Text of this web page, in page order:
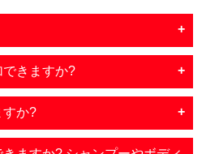
きますか?
か?